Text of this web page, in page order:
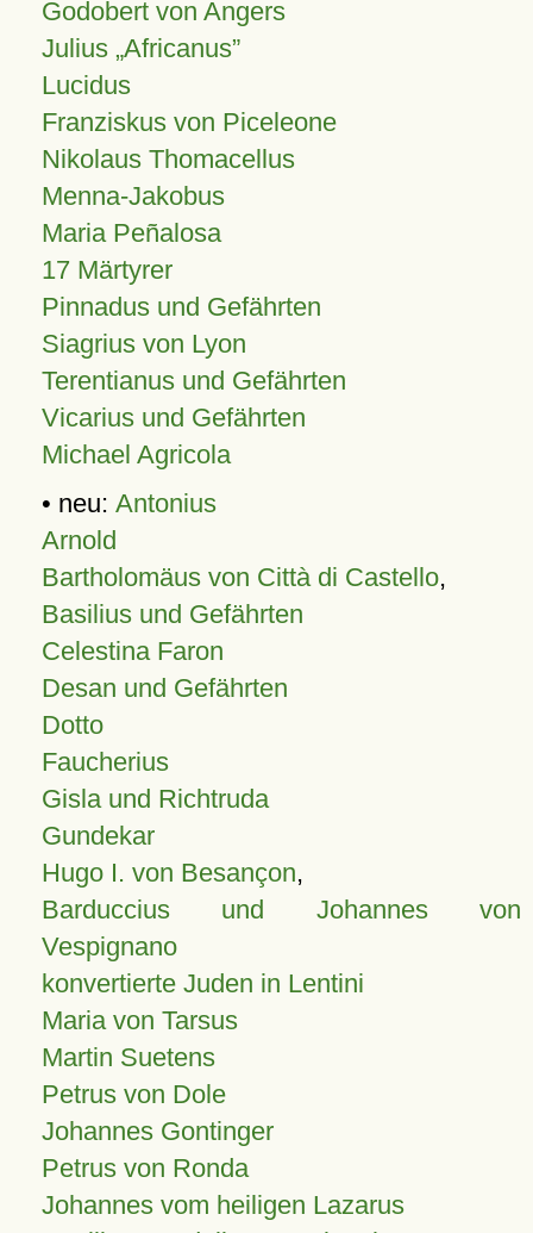
Godobert von Angers
Julius Africanus
Lucidus
Franziskus von Piceleone
Nikolaus Thomacellus
Menna-Jakobus
Maria Peñalosa
17 Märtyrer
Pinnadus und Gefährten
Siagrius von Lyon
Terentianus und Gefährten
Vicarius und Gefährten
Michael Agricola
• neu: Antonius
Arnold
Bartholomäus von Città di Castello,
Basilius und Gefährten
Celestina Faron
Desan und Gefährten
Dotto
Faucherius
Gisla und Richtruda
Gundekar
Hugo I. von Besançon,
Barduccius und Johannes von
Vespignano
konvertierte Juden in Lentini
Maria von Tarsus
Martin Suetens
Petrus von Dole
Johannes Gontinger
Petrus von Ronda
Johannes vom heiligen Lazarus